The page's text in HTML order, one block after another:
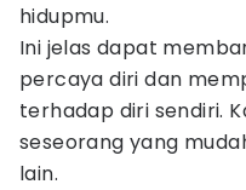
hidupmu.
Ini jelas dapat
percaya diri dan
terhadap diri sendiri.
seseorang yang
lain.